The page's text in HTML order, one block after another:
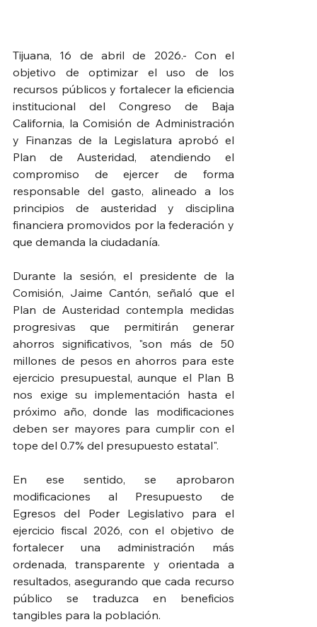
Tijuana, 16 de abril de 2026.- Con el
objetivo de optimizar el uso de los
recursos públicos y fortalecer la eficiencia
institucional del Congreso de Baja
California, la Comisión de Administración
y Finanzas de la Legislatura aprobó el
Plan de Austeridad, atendiendo el
compromiso de ejercer de forma
responsable del gasto, alineado a los
principios de austeridad y disciplina
financiera promovidos por la federación y
que demanda la ciudadanía.
Durante la sesión, el presidente de la
Comisión, Jaime Cantón, señaló que el
Plan de Austeridad contempla medidas
progresivas que permitirán generar
ahorros significativos, "son más de 50
millones de pesos en ahorros para este
ejercicio presupuestal, aunque el Plan B
nos exige su implementación hasta el
próximo año, donde las modificaciones
deben ser mayores para cumplir con el
tope del 0.7% del presupuesto estatal".
En ese sentido, se aprobaron
modificaciones al Presupuesto de
Egresos del Poder Legislativo para el
ejercicio fiscal 2026, con el objetivo de
fortalecer una administración más
ordenada, transparente y orientada a
resultados, asegurando que cada recurso
público se traduzca en beneficios
tangibles para la población.